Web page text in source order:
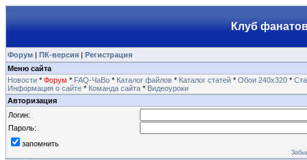
Клуб
Форум | ПК-версия | Регистрация
Меню сайта
Новости * Форум * FAQ-ЧаВо * Каталог файлов * Каталог статей * Обои 240х320 *
Информация о сайте * Команда сайта * Видеоуроки
Авторизация
Логин:
Пароль:
запомнить